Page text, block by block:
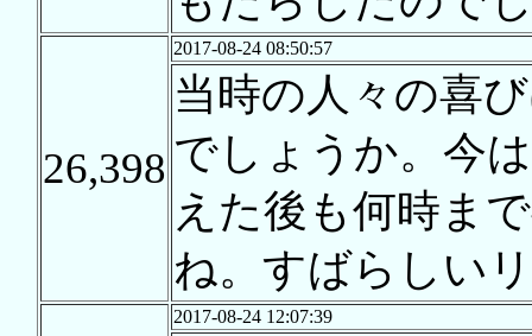
26,398
2017-08-24 08:50:57
当時の人々の喜
でしょうか。今
えた後も何時ま
ね。すばらしい
2017-08-24 12:07:39